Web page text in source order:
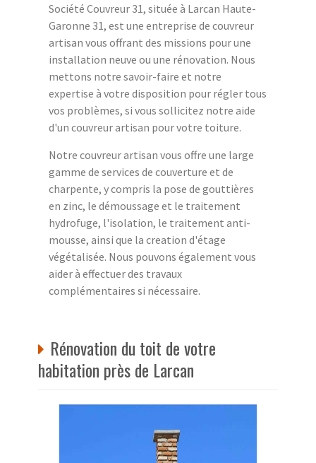
Société Couvreur 31, située à Larcan Haute-
Garonne 31, est une entreprise de couvreur
artisan vous offrant des missions pour une
installation neuve ou une rénovation. Nous
mettons notre savoir-faire et notre
expertise à votre disposition pour régler tous
vos problèmes, si vous sollicitez notre aide
d'un couvreur artisan pour votre toiture.
Notre couvreur artisan vous offre une large
gamme de services de couverture et de
charpente, y compris la pose de gouttières
en zinc, le démoussage et le traitement
hydrofuge, l'isolation, le traitement anti-
mousse, ainsi que la creation d'étage
végétalisée. Nous pouvons également vous
aider à effectuer des travaux
complémentaires si nécessaire.
Rénovation du toit de votre
habitation près de Larcan